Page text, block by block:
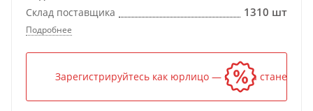
Склад поставщика
1310 шт
Подробнее
Зарегистрируйтесь как юрлицо — и цена станет